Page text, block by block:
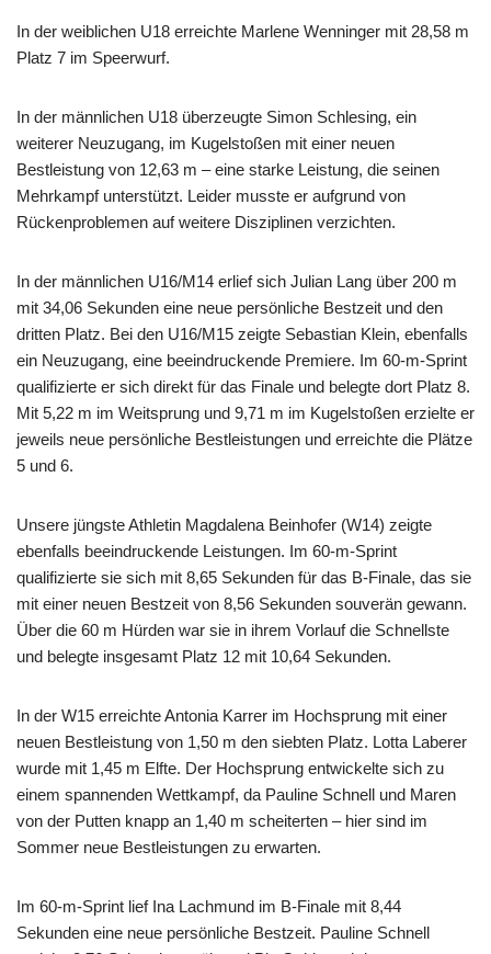
In der weiblichen U18 erreichte Marlene Wenninger mit 28,58 m
Platz 7 im Speerwurf.
In der männlichen U18 überzeugte Simon Schlesing, ein
weiterer Neuzugang, im Kugelstoßen mit einer neuen
Bestleistung von 12,63 m – eine starke Leistung, die seinen
Mehrkampf unterstützt. Leider musste er aufgrund von
Rückenproblemen auf weitere Disziplinen verzichten.
In der männlichen U16/M14 erlief sich Julian Lang über 200 m
mit 34,06 Sekunden eine neue persönliche Bestzeit und den
dritten Platz. Bei den U16/M15 zeigte Sebastian Klein, ebenfalls
ein Neuzugang, eine beeindruckende Premiere. Im 60-m-Sprint
qualifizierte er sich direkt für das Finale und belegte dort Platz 8.
Mit 5,22 m im Weitsprung und 9,71 m im Kugelstoßen erzielte er
jeweils neue persönliche Bestleistungen und erreichte die Plätze
5 und 6.
Unsere jüngste Athletin Magdalena Beinhofer (W14) zeigte
ebenfalls beeindruckende Leistungen. Im 60-m-Sprint
qualifizierte sie sich mit 8,65 Sekunden für das B-Finale, das sie
mit einer neuen Bestzeit von 8,56 Sekunden souverän gewann.
Über die 60 m Hürden war sie in ihrem Vorlauf die Schnellste
und belegte insgesamt Platz 12 mit 10,64 Sekunden.
In der W15 erreichte Antonia Karrer im Hochsprung mit einer
neuen Bestleistung von 1,50 m den siebten Platz. Lotta Laberer
wurde mit 1,45 m Elfte. Der Hochsprung entwickelte sich zu
einem spannenden Wettkampf, da Pauline Schnell und Maren
von der Putten knapp an 1,40 m scheiterten – hier sind im
Sommer neue Bestleistungen zu erwarten.
Im 60-m-Sprint lief Ina Lachmund im B-Finale mit 8,44
Sekunden eine neue persönliche Bestzeit. Pauline Schnell